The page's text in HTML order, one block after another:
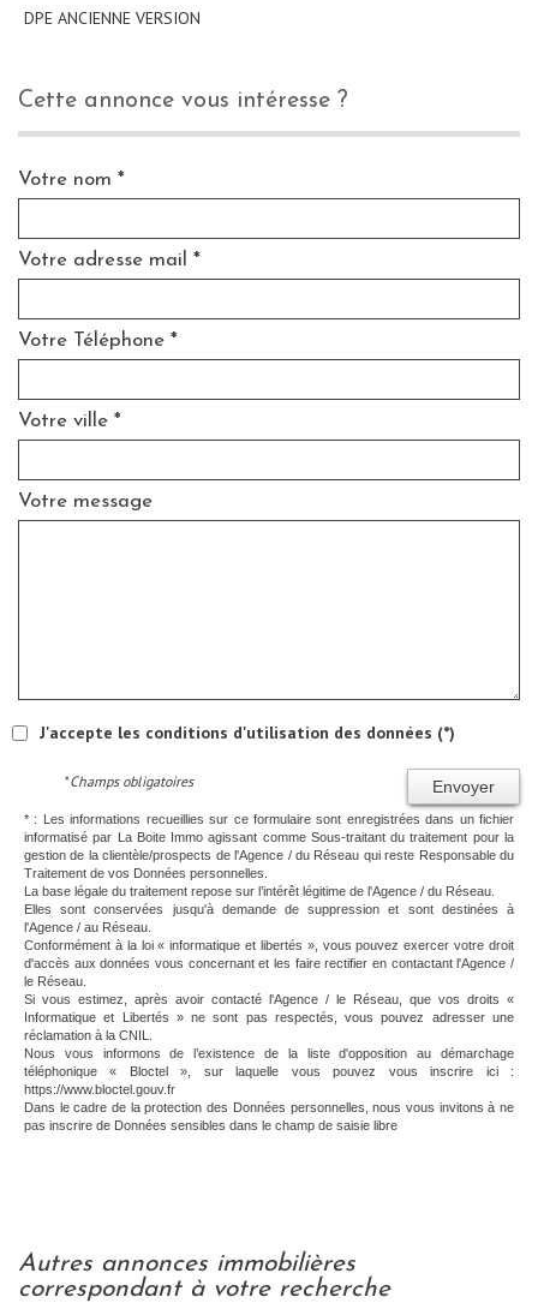
DPE ANCIENNE VERSION
cette annonce vous intéresse ?
Votre nom *
Votre adresse mail *
Votre Téléphone *
Votre ville *
Votre message
J'accepte les conditions d'utilisation des données (*)
Envoyer
* Champs obligatoires
* : Les informations recueillies sur ce formulaire sont enregistrées dans un fichier
informatisé par La Boite Immo agissant comme Sous-traitant du traitement pour la
gestion de la clientèle/prospects de l'Agence / du Réseau qui reste Responsable du
Traitement de vos Données personnelles.
La base légale du traitement repose sur l’intérêt légitime de l'Agence / du Réseau.
Elles sont conservées jusqu'à demande de suppression et sont destinées à
l'Agence / au Réseau.
Conformément à la loi « informatique et libertés », vous pouvez exercer votre droit
d'accès aux données vous concernant et les faire rectifier en contactant l'Agence /
le Réseau.
Si vous estimez, après avoir contacté l'Agence / le Réseau, que vos droits «
Informatique et Libertés » ne sont pas respectés, vous pouvez adresser une
réclamation à la CNIL.
Nous vous informons de l’existence de la liste d'opposition au démarchage
téléphonique « Bloctel », sur laquelle vous pouvez vous inscrire ici :
https://www.bloctel.gouv.fr
Dans le cadre de la protection des Données personnelles, nous vous invitons à ne
pas inscrire de Données sensibles dans le champ de saisie libre
autres annonces immobilières
correspondant à votre recherche